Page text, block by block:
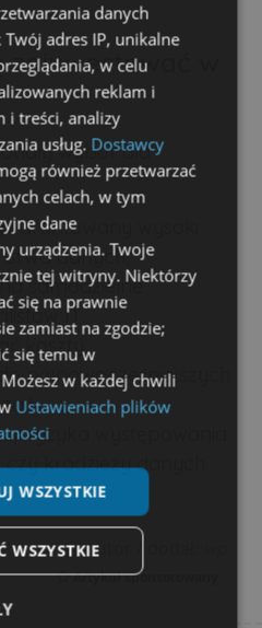
w
wybór dla
wysoki
danych,
samodzielne
IT,
koszty,
najnowocześniejszych
ryzyka występowania
czy kradzieży danych.
autor / dodał:
Artykuł sponsorowany
danych
adres IP, unikalne
w celu
reklam i
i treści, analizy
usług. Dostawcy
również przetwarzać
celach, w tym
dane
urządzenia. Twoje
tej witryny. Niektórzy
się na prawnie
zamiast na zgodzie;
się temu w
w każdej chwili
Ustawieniach plików
WSZYSTKIE
WSZYSTKIE